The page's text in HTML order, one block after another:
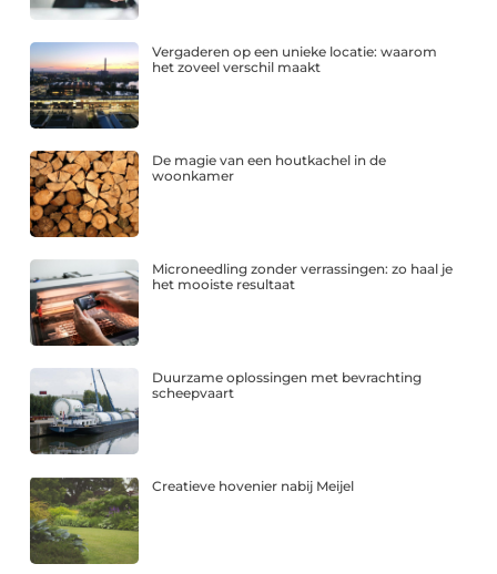
Vergaderen op een unieke locatie: waarom
het zoveel verschil maakt
De magie van een houtkachel in de
woonkamer
Microneedling zonder verrassingen: zo haal je
het mooiste resultaat
Duurzame oplossingen met bevrachting
scheepvaart
Creatieve hovenier nabij Meijel